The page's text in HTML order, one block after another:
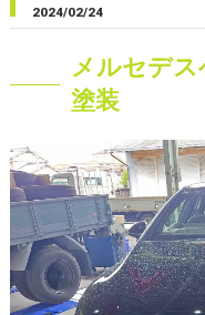
2024/02/24
メルセデ
塗装